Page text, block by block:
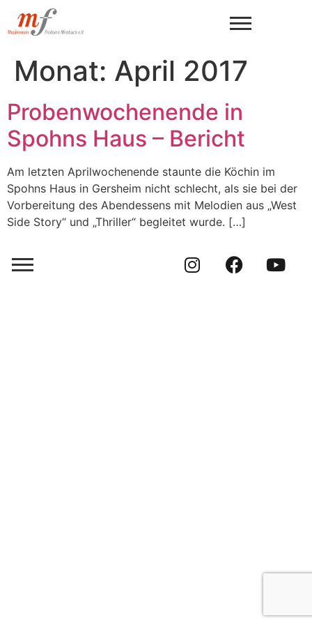
Monat: April 2017
Probenwochenende in
Spohns Haus – Bericht
Am letzten Aprilwochenende staunte die Köchin im
Spohns Haus in Gersheim nicht schlecht, als sie bei der
Vorbereitung des Abendessens mit Melodien aus „West
Side Story“ und „Thriller“ begleitet wurde. […]